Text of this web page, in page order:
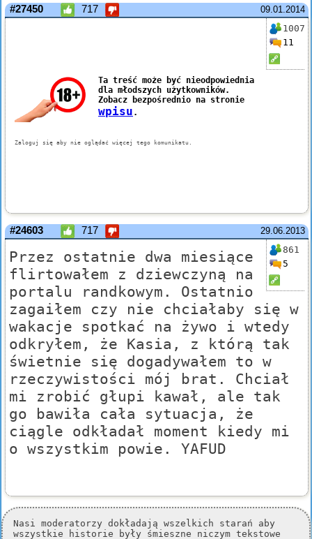
09.01.2014
#27450 717
1007
11
29.06.2013
#24603 717
861
5
Przez ostatnie dwa miesiące
flirtowałem z dziewczyną na
portalu randkowym. Ostatnio
zagaiłem czy nie chciałaby się w
wakacje spotkać na żywo i wtedy
odkryłem, że Kasia, z którą tak
świetnie się dogadywałem to w
rzeczywistości mój brat. Chciał
mi zrobić głupi kawał, ale tak
go bawiła cała sytuacja, że
ciągle odkładał moment kiedy mi
o wszystkim powie. YAFUD
Nasi moderatorzy dokładają wszelkich starań aby
wszystkie historie były śmieszne niczym tekstowe